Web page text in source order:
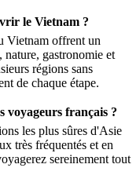
le Vietnam ?
Vietnam offrent un
gastronomie et
régions sans
de chaque étape.
voyageurs français ?
les plus sûres d'Asie
très fréquentés et en
sereinement tout